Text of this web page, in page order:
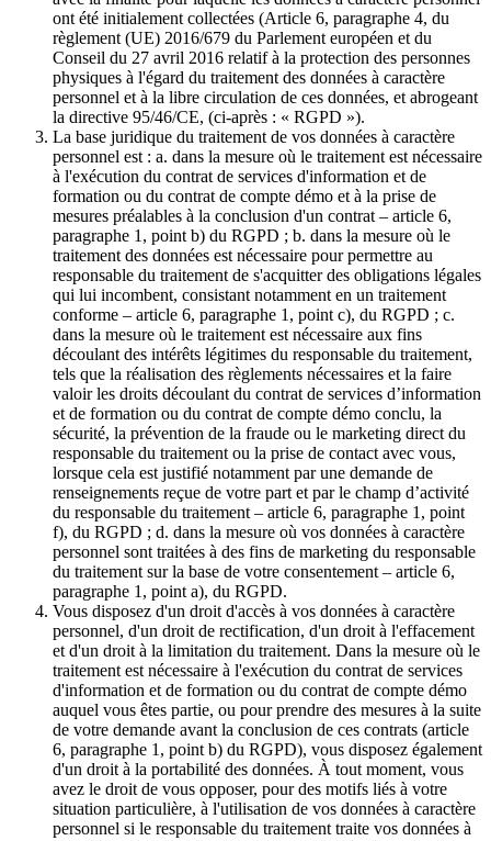
ont été initialement collectées (Article 6, paragraphe 4, du
règlement (UE) 2016/679 du Parlement européen et du
Conseil du 27 avril 2016 relatif à la protection des personnes
physiques à l'égard du traitement des données à caractère
personnel et à la libre circulation de ces données, et abrogeant
la directive 95/46/CE, (ci-après : « RGPD »).
La base juridique du traitement de vos données à caractère
personnel est : a. dans la mesure où le traitement est nécessaire
à l'exécution du contrat de services d'information et de
formation ou du contrat de compte démo et à la prise de
mesures préalables à la conclusion d'un contrat – article 6,
paragraphe 1, point b) du RGPD ; b. dans la mesure où le
traitement des données est nécessaire pour permettre au
responsable du traitement de s'acquitter des obligations légales
qui lui incombent, consistant notamment en un traitement
conforme – article 6, paragraphe 1, point c), du RGPD ; c.
dans la mesure où le traitement est nécessaire aux fins
découlant des intérêts légitimes du responsable du traitement,
tels que la réalisation des règlements nécessaires et la faire
valoir les droits découlant du contrat de services d’information
et de formation ou du contrat de compte démo conclu, la
sécurité, la prévention de la fraude ou le marketing direct du
responsable du traitement ou la prise de contact avec vous,
lorsque cela est justifié notamment par une demande de
renseignements reçue de votre part et par le champ d’activité
du responsable du traitement – article 6, paragraphe 1, point
f), du RGPD ; d. dans la mesure où vos données à caractère
personnel sont traitées à des fins de marketing du responsable
du traitement sur la base de votre consentement – article 6,
paragraphe 1, point a), du RGPD.
Vous disposez d'un droit d'accès à vos données à caractère
personnel, d'un droit de rectification, d'un droit à l'effacement
et d'un droit à la limitation du traitement. Dans la mesure où le
traitement est nécessaire à l'exécution du contrat de services
d'information et de formation ou du contrat de compte démo
auquel vous êtes partie, ou pour prendre des mesures à la suite
de votre demande avant la conclusion de ces contrats (article
6, paragraphe 1, point b) du RGPD), vous disposez également
d'un droit à la portabilité des données. À tout moment, vous
avez le droit de vous opposer, pour des motifs liés à votre
situation particulière, à l'utilisation de vos données à caractère
personnel si le responsable du traitement traite vos données à